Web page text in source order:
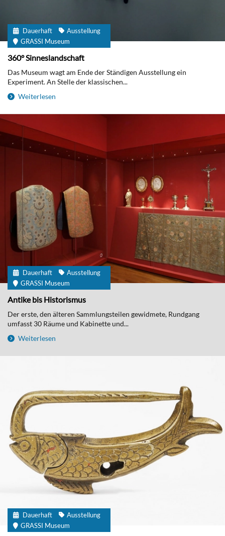
Dauerhaft
Ausstellung
GRASSI Museum
360° Sinneslandschaft
Das Museum wagt am Ende der Ständigen Ausstellung ein
Experiment. An Stelle der klassischen...
Weiterlesen
Dauerhaft
Ausstellung
GRASSI Museum
Antike bis Historismus
Der erste, den älteren Sammlungsteilen gewidmete, Rundgang
umfasst 30 Räume und Kabinette und...
Weiterlesen
Dauerhaft
Ausstellung
GRASSI Museum